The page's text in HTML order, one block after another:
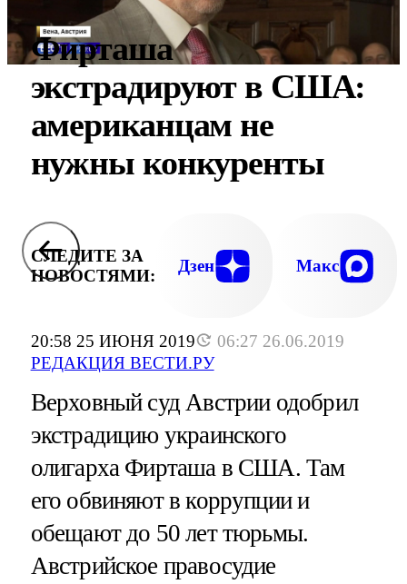
20:58 25 ИЮНЯ 2019
06:27 26.06.2019
РЕДАКЦИЯ ВЕСТИ.РУ
Фирташа
экстрадируют в США:
американцам не
нужны конкуренты
СЛЕДИТЕ ЗА
НОВОСТЯМИ:
Дзен Макс
Верховный суд Австрии одобрил
экстрадицию украинского
олигарха Фирташа в США. Там
его обвиняют в коррупции и
обещают до 50 лет тюрьмы.
Австрийское правосудие